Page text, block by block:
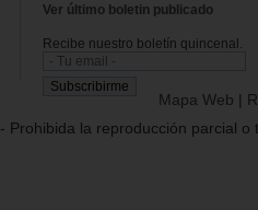
Ver último boletin publicado
Recibe nuestro boletín quincenal.
Mapa Web |
- Prohibida la reproducción parcial o